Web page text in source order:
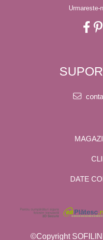
Urmareste-
DATE
©Copyright